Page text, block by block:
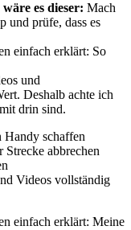
es dieser: Mach
und prüfe, dass es
einfach erklärt: So
und
Deshalb achte ich
drin sind.
Handy schaffen
abbrechen
Videos vollständig
einfach erklärt: Meine